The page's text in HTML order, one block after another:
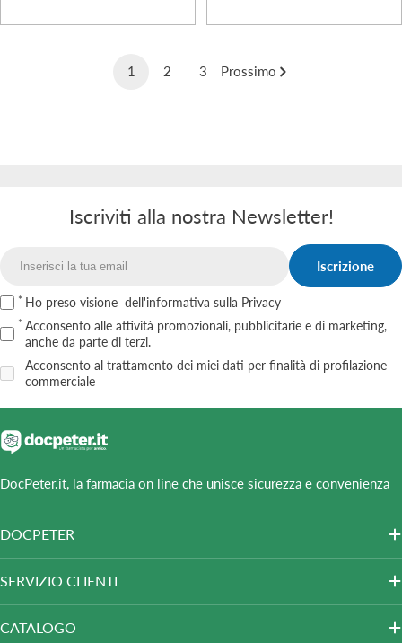
1 2 3 Prossimo
Iscriviti alla nostra Newsletter!
Iscrizione
Ho preso visione dell'informativa sulla Privacy
Acconsento alle attività promozionali, pubblicitarie e di marketing,
anche da parte di terzi.
Acconsento al trattamento dei miei dati per finalità di profilazione
commerciale
DocPeter.it, la farmacia on line che unisce sicurezza e convenienza
DOCPETER
SERVIZIO CLIENTI
CATALOGO